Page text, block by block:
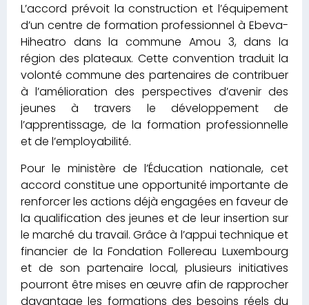
L’accord prévoit la construction et l’équipement
d’un centre de formation professionnel à Ebeva-
Hiheatro dans la commune Amou 3, dans la
région des plateaux. Cette convention traduit la
volonté commune des partenaires de contribuer
à l’amélioration des perspectives d’avenir des
jeunes à travers le développement de
l’apprentissage, de la formation professionnelle
et de l’employabilité.
Pour le ministère de l’Éducation nationale, cet
accord constitue une opportunité importante de
renforcer les actions déjà engagées en faveur de
la qualification des jeunes et de leur insertion sur
le marché du travail. Grâce à l’appui technique et
financier de la Fondation Follereau Luxembourg
et de son partenaire local, plusieurs initiatives
pourront être mises en œuvre afin de rapprocher
davantage les formations des besoins réels du